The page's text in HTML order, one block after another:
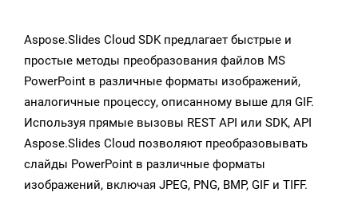
Aspose.Slides Cloud SDK предлагает быстрые и
простые методы преобразования файлов MS
PowerPoint в различные форматы изображений,
аналогичные процессу, описанному выше для GIF.
Используя прямые вызовы REST API или SDK, API
Aspose.Slides Cloud позволяют преобразовывать
слайды PowerPoint в различные форматы
изображений, включая JPEG, PNG, BMP, GIF и TIFF.